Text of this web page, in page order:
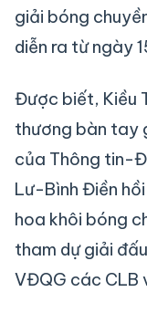
giải bóng
diễn ra từ ngày
Được biết, Kiều
thương bàn tay
của Thông tin-
Lư-Bình Điền
hoa khôi bóng
tham dự giải
VĐQG các CLB